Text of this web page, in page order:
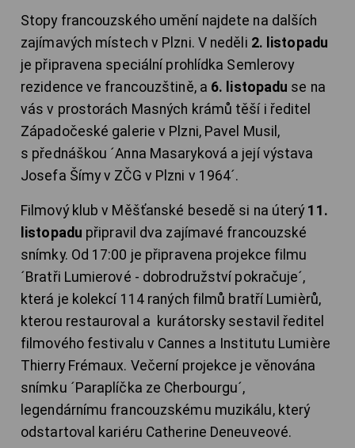
Stopy francouzského umění najdete na dalších
zajímavých místech v Plzni. V neděli 2. listopadu
je připravena speciální prohlídka Semlerovy
rezidence ve francouzštině, a 6. listopadu se na
vás v prostorách Masných krámů těší i ředitel
Západočeské galerie v Plzni, Pavel Musil,
s přednáškou ´Anna Masaryková a její výstava
Josefa Šímy v ZČG v Plzni v 1964´.
Filmový klub v Měšťanské besedě si na úterý 11.
listopadu připravil dva zajímavé francouzské
snímky. Od 17:00 je připravena projekce filmu
´Bratři Lumierové - dobrodružství pokračuje´,
která je kolekcí 114 raných filmů bratří Lumièrů,
kterou restauroval a kurátorsky sestavil ředitel
filmového festivalu v Cannes a Institutu Lumière
Thierry Frémaux. Večerní projekce je věnována
snímku ´Paraplíčka ze Cherbourgu´,
legendárnímu francouzskému muzikálu, který
odstartoval kariéru Catherine Deneuveové.